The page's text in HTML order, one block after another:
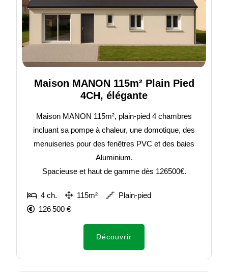
Maison MANON 115m² Plain Pied
4CH, élégante
Maison MANON 115m², plain-pied 4 chambres
incluant sa pompe à chaleur, une domotique, des
menuiseries pour des fenêtres PVC et des baies
Aluminium.
Spacieuse et haut de gamme dès 126500€.
4 ch. 115m²
Plain-pied
126 500 €
Découvrir